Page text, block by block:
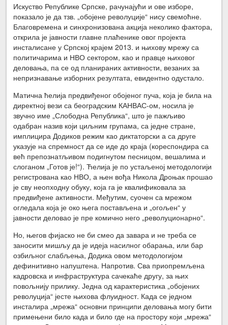
Искуство Републике Српске, рачунајући и ове изборе,
показало је да тзв. „обојене револуције“ нису свемоћне.
Благовремена и синхронизована акција неколико фактора,
открила је јавности главне плаћенике овог пројекта
инсталисане у Српској крајем 2013. и њихову мрежу са
политичарима и НВО сектором, као и правце њиховог
деловања, па се од планираних активности, везаних за
непризнавање изборних резултата, евидентно одустало.
Матична ћелија предвиђеног обојеног пуча, која је била на
директној вези са београдским КАНВАС-ом, носила је
звучно име „Слободна Република“, што је пажљиво
одабран назив који циљним групама, са једне стране,
имплицира Додиков режим као диктаторски а са друге
указује на спремност да се иде до краја (кореспондира са
већ препознатљивом подигнутом песницом, вешалима и
слоганом „Готов је!“). Ћелија је по устаљеној методологији
регистрована као НВО, а њен вођа Никола Дроњак прошао
је сву неопходну обуку, која га је квалификовала за
предвиђене активности. Међутим, суочен са мрежом
огледала која је око њега постављена и „огољен“ у
јавности деловао је пре комично него „револуционарно“.
Но, његов фијаско не би смео да завара и не треба се
заносити мишљу да је идеја насилног обарања, или бар
озбиљног слабљења, Додика овом методологијом
дефинитивно напуштена. Напротив. Сва приопремљена
кадровска и инфраструктура сачекаће другу, за њих
повољнију прилику. Једна од карактеристика „обојених
револуција“ јесте њихова флуидност. Када се једном
инсталира „мрежа“ основни принципи деловања могу бити
примењени било када и било где на простору који „мрежа“